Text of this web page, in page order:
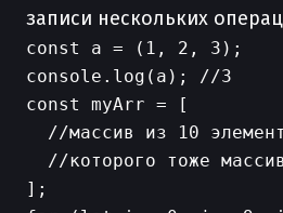
записи нескольких
const a = (1, 2, 3);
console.log(a); //3
const myArr = [
//массив из 10
//которого тоже
];